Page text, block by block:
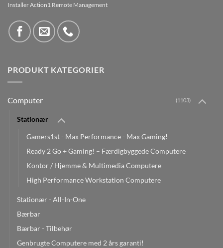
Installer Action1 Remote Management
PRODUKT KATEGORIER
Computer (1103)
Stationær
Gamers1st - Max Performance - Max Gaming!
Ready 2 Go + Gaming! – Færdigbyggede Computere
Kontor / Hjemme & Multimedia Computere
High Performance Workstation Computere
Stationær - All-In-One
Bærbar
Bærbar - Tilbehør
Genbrugte Computere med 2 års garanti!